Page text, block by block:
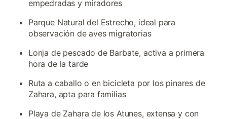
empedradas y miradores
Parque Natural del Estrecho, ideal para
observación de aves migratorias
Lonja de pescado de Barbate, activa a primera
hora de la tarde
Ruta a caballo o en bicicleta por los pinares de
Zahara, apta para familias
Playa de Zahara de los Atunes, extensa y con